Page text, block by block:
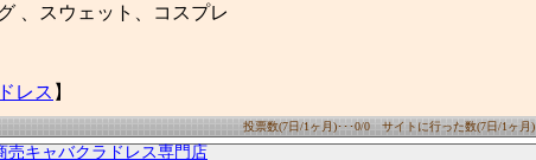
、スウェット、コスプレ
レス 】
投票数(7日/1ヶ月)･･･0/0 サイトに行った数(7日/1ヶ月)
売キャバクラドレス専門店